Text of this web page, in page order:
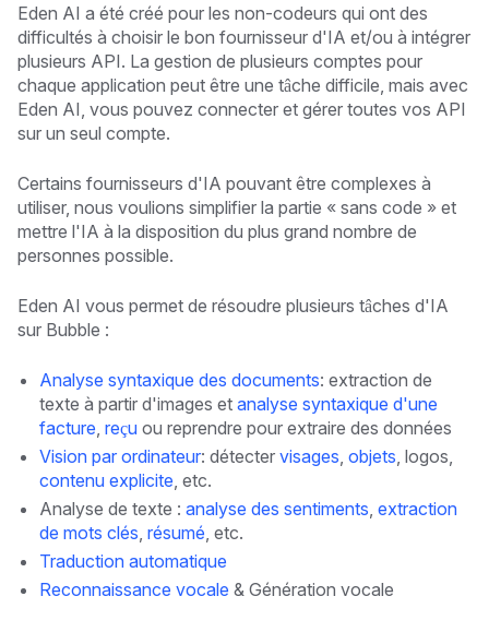
Eden AI a été créé pour les non-codeurs qui ont des
difficultés à choisir le bon fournisseur d'IA et/ou à intégrer
plusieurs API. La gestion de plusieurs comptes pour
chaque application peut être une tâche difficile, mais avec
Eden AI, vous pouvez connecter et gérer toutes vos API
sur un seul compte.
Certains fournisseurs d'IA pouvant être complexes à
utiliser, nous voulions simplifier la partie « sans code » et
mettre l'IA à la disposition du plus grand nombre de
personnes possible.
Eden AI vous permet de résoudre plusieurs tâches d'IA
sur Bubble :
Analyse syntaxique des documents: extraction de
texte à partir d'images et analyse syntaxique d'une
facture reçu ou reprendre pour extraire des données
Vision par ordinateur: détecter visages objets , logos,
contenu explicite , etc.
Analyse de texte : analyse des sentiments extraction
de mots clés résumé , etc.
Traduction automatique
Reconnaissance vocale & Génération vocale